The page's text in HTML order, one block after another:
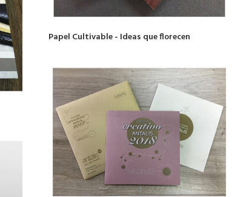
Papel Cultivable - Ideas que florecen